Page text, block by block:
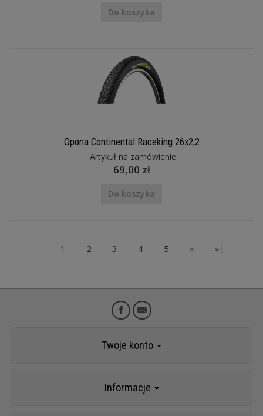
Do koszyka
Opona Continental Raceking 26x2,2
Artykuł na zamówienie
69,00 zł
Do koszyka
1 2 3 4 5 » »|
Twoje konto
Informacje